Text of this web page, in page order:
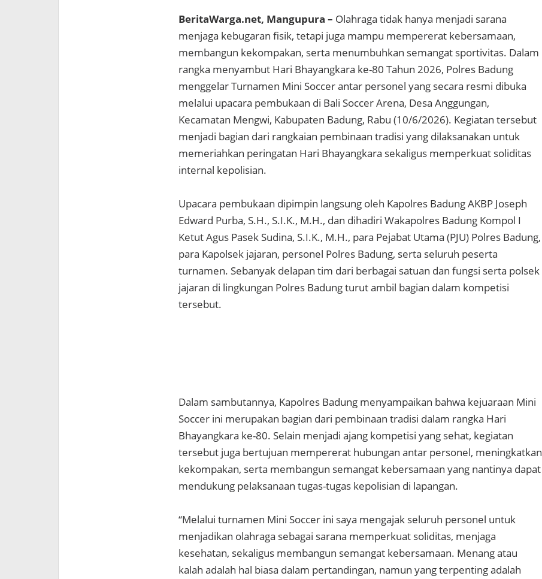
BeritaWarga.net, Mangupura – Olahraga tidak hanya menjadi sarana
menjaga kebugaran fisik, tetapi juga mampu mempererat kebersamaan,
membangun kekompakan, serta menumbuhkan semangat sportivitas. Dalam
rangka menyambut Hari Bhayangkara ke-80 Tahun 2026, Polres Badung
menggelar Turnamen Mini Soccer antar personel yang secara resmi dibuka
melalui upacara pembukaan di Bali Soccer Arena, Desa Anggungan,
Kecamatan Mengwi, Kabupaten Badung, Rabu (10/6/2026). Kegiatan tersebut
menjadi bagian dari rangkaian pembinaan tradisi yang dilaksanakan untuk
memeriahkan peringatan Hari Bhayangkara sekaligus memperkuat soliditas
internal kepolisian.
Upacara pembukaan dipimpin langsung oleh Kapolres Badung AKBP Joseph
Edward Purba, S.H., S.I.K., M.H., dan dihadiri Wakapolres Badung Kompol I
Ketut Agus Pasek Sudina, S.I.K., M.H., para Pejabat Utama (PJU) Polres Badung,
para Kapolsek jajaran, personel Polres Badung, serta seluruh peserta
turnamen. Sebanyak delapan tim dari berbagai satuan dan fungsi serta polsek
jajaran di lingkungan Polres Badung turut ambil bagian dalam kompetisi
tersebut.
Dalam sambutannya, Kapolres Badung menyampaikan bahwa kejuaraan Mini
Soccer ini merupakan bagian dari pembinaan tradisi dalam rangka Hari
Bhayangkara ke-80. Selain menjadi ajang kompetisi yang sehat, kegiatan
tersebut juga bertujuan mempererat hubungan antar personel, meningkatkan
kekompakan, serta membangun semangat kebersamaan yang nantinya dapat
mendukung pelaksanaan tugas-tugas kepolisian di lapangan.
“Melalui turnamen Mini Soccer ini saya mengajak seluruh personel untuk
menjadikan olahraga sebagai sarana memperkuat soliditas, menjaga
kesehatan, sekaligus membangun semangat kebersamaan. Menang atau
kalah adalah hal biasa dalam pertandingan, namun yang terpenting adalah